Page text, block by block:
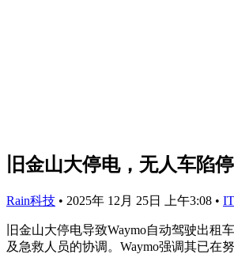
旧金山大停电，无人车陷
Rain科技 • 2025年 12月 25日 上午3:08 •
旧金山大停电导致Waymo自动驾驶出
及急救人员的协调。Waymo强调其已在